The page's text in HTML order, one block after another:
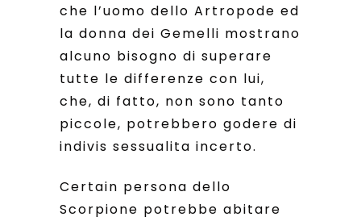
che l’uomo dello Artropode ed
la donna dei Gemelli mostrano
alcuno bisogno di superare
tutte le differenze con lui,
che, di fatto, non sono tanto
piccole, potrebbero godere di
indivis sessualita incerto.
Certain persona dello
Scorpione potrebbe abitare